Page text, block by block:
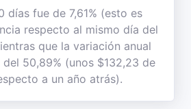
días fue de 7,61% (esto es
respecto al mismo día del
que la variación anual
50,89% (unos $132,23 de
a un año atrás).